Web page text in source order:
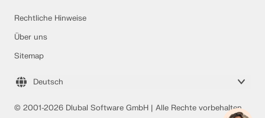
© 2001-2026 Dlubal Software GmbH | Alle Rechte vorbehalten
Rechtliche Hinweise
Über uns
Sitemap
Deutsch